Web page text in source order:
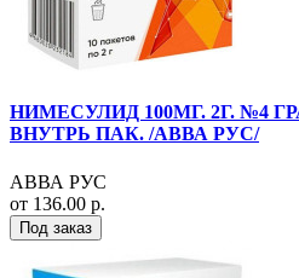
НИМЕСУЛИД 100МГ. 2Г. №4
ВНУТРЬ ПАК. /АВВА РУС/
АВВА РУС
от 136.00 р.
Под заказ